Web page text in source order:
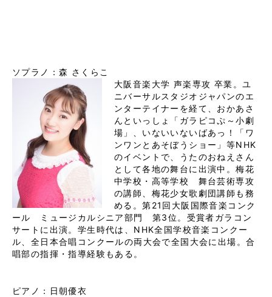
ソプラノ：森 さくらこ
大阪音楽大学 声楽専攻 卒業。ユ
ニバーサルスタジオジャパンのエ
ンターテイナーを経て、おかあさ
んといっしょ「ガラピコぷ～小劇
場」、いないいないばあっ！「ワ
ンワンとあそぼうショー」等NHK
のイベントで、うたのおねえさん
として各地の舞台に出演中。梅花
中学校・高等学校　舞台芸術専攻
の講師、梅花少女歌劇団講師も務
める。第21 回大阪国際音楽コンク
ール　ミュージカルシニア部門　第3位。受賞者ガラコン
サートに出演。 学生時代は、 NHK全国学校音楽コンクー
ル、全日本合唱コンクールの両大会で全国大会に出場。合
唱部の指揮・指導経験もある。
ピアノ：日朝優衣